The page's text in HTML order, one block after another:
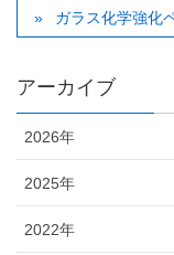
ガラス化学強化
アーカイブ
2026年
2025年
2022年